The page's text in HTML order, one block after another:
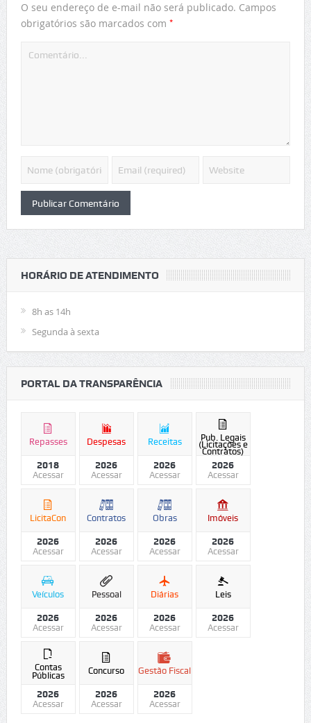
O seu endereço de e-mail não será publicado. Campos
obrigatórios são marcados com *
HORÁRIO DE ATENDIMENTO
8h as 14h
Segunda à sexta
PORTAL DA TRANSPARÊNCIA
Repasses
2018
Acessar
Despesas
2026
Acessar
Receitas
2026
Acessar
Pub. Legais
(Licitações e
Contratos)
2026
Acessar
LicitaCon
2026
Acessar
Contratos
2026
Acessar
Obras
2026
Acessar
Imóveis
2026
Acessar
Veículos
2026
Acessar
Pessoal
2026
Acessar
Diárias
2026
Acessar
Leis
2026
Acessar
Contas
Públicas
2026
Acessar
Concurso
2026
Acessar
Gestão Fiscal
2026
Acessar